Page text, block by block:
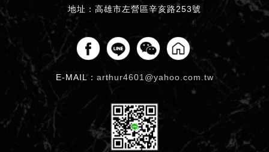
地址：高雄市左營區辛亥路253號
E-MAIL： arthur4601@yahoo.com.tw